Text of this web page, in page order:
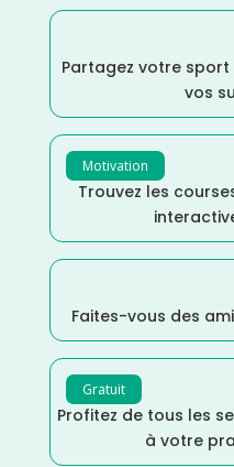
Partagez votre sport
vos
Motivation
Trouvez les
Faites-vous des
Gratuit
Profitez de tous les
à votre